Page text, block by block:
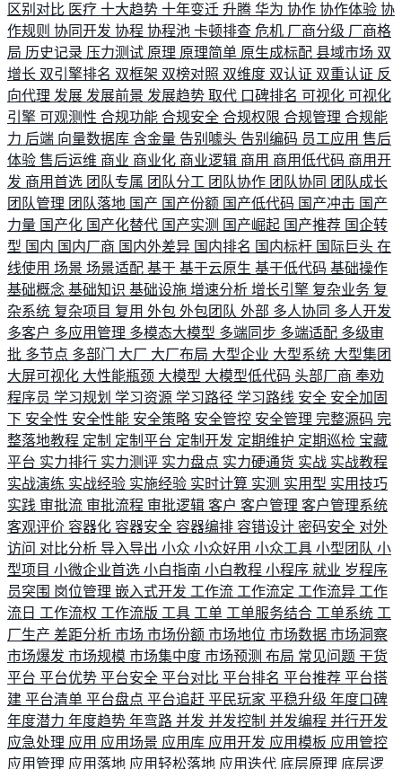
区别对比 医疗 十大趋势 十年变迁 升腾 华为 协作 协作体验 协
作规则 协同开发 协程 协程池 卡顿排查 危机 厂商分级 厂商格
局 历史记录 压力测试 原理 原理简单 原生成标配 县域市场 双
增长 双引擎排名 双框架 双榜对照 双维度 双认证 双重认证 反
向代理 发展 发展前景 发展趋势 取代 口碑排名 可视化 可视化
引擎 可观测性 合规功能 合规安全 合规权限 合规管理 合规能
力 后端 向量数据库 含金量 告别噱头 告别编码 员工应用 售后
体验 售后运维 商业 商业化 商业逻辑 商用 商用低代码 商用开
发 商用首选 团队专属 团队分工 团队协作 团队协同 团队成长
团队管理 团队落地 国产 国产份额 国产低代码 国产冲击 国产
力量 国产化 国产化替代 国产实测 国产崛起 国产推荐 国企转
型 国内 国内厂商 国内外差异 国内排名 国内标杆 国际巨头 在
线使用 场景 场景适配 基于 基于云原生 基于低代码 基础操作
基础概念 基础知识 基础设施 增速分析 增长引擎 复杂业务 复
杂系统 复杂项目 复用 外包 外包团队 外部 多人协同 多人开发
多客户 多应用管理 多模态大模型 多端同步 多端适配 多级审
批 多节点 多部门 大厂 大厂布局 大型企业 大型系统 大型集团
大屏可视化 大性能瓶颈 大模型 大模型低代码 头部厂商 奉劝
程序员 学习规划 学习资源 学习路径 学习路线 安全 安全加固
下 安全性 安全性能 安全策略 安全管控 安全管理 完整源码 完
整落地教程 定制 定制平台 定制开发 定期维护 定期巡检 宝藏
平台 实力排行 实力测评 实力盘点 实力硬通货 实战 实战教程
实战演练 实战经验 实施经验 实时计算 实测 实用型 实用技巧
实践 审批流 审批流程 审批逻辑 客户 客户管理 客户管理系统
客观评价 容器化 容器安全 容器编排 容错设计 密码安全 对外
访问 对比分析 导入导出 小众 小众好用 小众工具 小型团队 小
型项目 小微企业首选 小白指南 小白教程 小程序 就业 岁程序
员突围 岗位管理 嵌入式开发 工作流 工作流定 工作流异 工作
流日 工作流权 工作流版 工具 工单 工单服务结合 工单系统 工
厂生产 差距分析 市场 市场份额 市场地位 市场数据 市场洞察
市场爆发 市场规模 市场集中度 市场预测 布局 常见问题 干货
平台 平台优势 平台安全 平台对比 平台排名 平台推荐 平台搭
建 平台清单 平台盘点 平台追赶 平民玩家 平稳升级 年度口碑
年度潜力 年度趋势 年弯路 并发 并发控制 并发编程 并行开发
应急处理 应用 应用场景 应用库 应用开发 应用模板 应用管控
应用管理 应用落地 应用轻松落地 应用迭代 底层原理 底层逻